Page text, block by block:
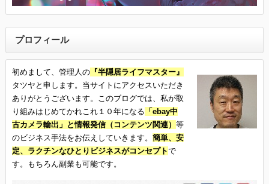
プロフィール
初めまして、管理人の『半隠居ライフマスター』
タツヤと申します。当サイトにアクセスいただき
ありがとうございます。このブログでは、私が取
り組みはじめてかれこれ１０年になる 「ebay中
古カメラ輸出」と情報発信（コンテンツ関連） 等
のビジネス手法をお伝えしていきます。 簡単、安
定、ラクチンなひとりビジネスがコンセプトで
す。もちろん副業も可能です。